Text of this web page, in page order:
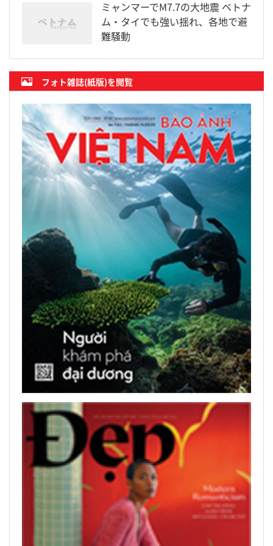
ミャンマーでM7.7の大地震 ベトナ
ム・タイでも強い揺れ、各地で避
難騒動
フォト雑誌(紙版)を閲覧